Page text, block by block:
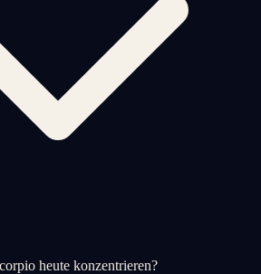
heute konzentrieren?